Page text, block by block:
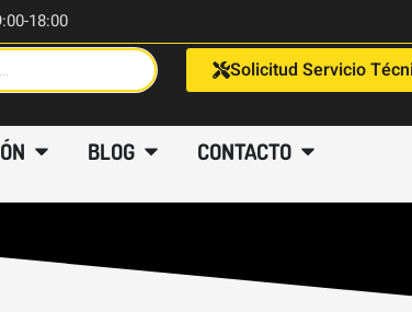
18:00
Solicitud Servicio
BLOG CONTACTO